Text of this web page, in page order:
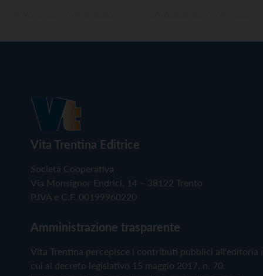
Vita Trentina Editrice
Società Cooperativa
Via Monsignor Endrici, 14 – 38122 Trento
P.IVA e C.F. 00199960220
Amministrazione trasparente
Vita Trentina percepisce i contributi pubblici all'editoria
cui al decreto legislativo 15 maggio 2017, n. 70.